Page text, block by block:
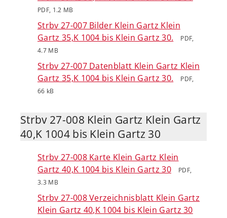
PDF, 1.2 MB
Strbv 27-007 Bilder Klein Gartz Klein
Gartz 35,K 1004 bis Klein Gartz 30.
PDF,
4.7 MB
Strbv 27-007 Datenblatt Klein Gartz Klein
Gartz 35,K 1004 bis Klein Gartz 30.
PDF,
66 kB
Strbv 27-008 Klein Gartz Klein Gartz
40,K 1004 bis Klein Gartz 30
Strbv 27-008 Karte Klein Gartz Klein
Gartz 40,K 1004 bis Klein Gartz 30
PDF,
3.3 MB
Strbv 27-008 Verzeichnisblatt Klein Gartz
Klein Gartz 40,K 1004 bis Klein Gartz 30